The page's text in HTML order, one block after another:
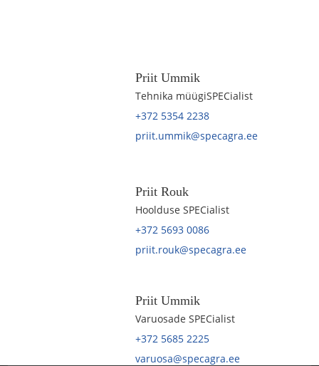
Priit Ummik
Tehnika müügiSPECialist
+372 5354 2238
priit.ummik@specagra.ee
Priit Rouk
Hoolduse SPECialist
+372 5693 0086
priit.rouk@specagra.ee
Priit Ummik
Varuosade SPECialist
+372 5685 2225
varuosa@specagra.ee